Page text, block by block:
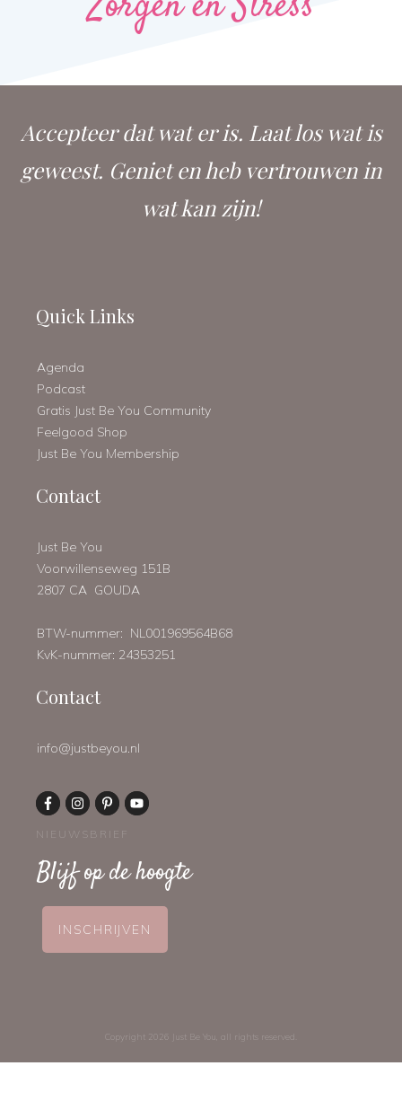
Accepteer dat wat er is. Laat los wat is
geweest. Geniet en heb vertrouwen in
wat kan zijn!
Quick Links
Agenda
Podcast
Gratis Just Be You Community
Feelgood Shop
Just Be You Membership
Contact
Just Be You
Voorwillenseweg 151B
2807 CA GOUDA
BTW-nummer: NL001969564B68
KvK-nummer: 24353251
Contact
info@justbeyou.nl
NIEUWSBRIEF
Blijf op de hoogte
INSCHRIJVEN
Copyright 2026 Just Be You , all rights reserved.